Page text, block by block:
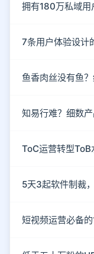
拥有180万私域用
7条用户体验设计
鱼香肉丝没有鱼
知易行难？细数
ToC运营转型
5天3起软件制裁
短视频运营必备